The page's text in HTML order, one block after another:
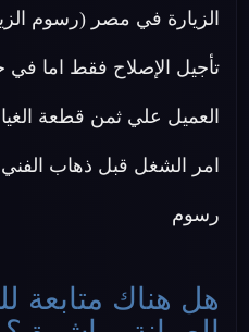
الزيارة في مصر (رسوم
تأجيل الإصلاح فقط اما في
العميل علي ثمن قطعة
امر الشغل قبل ذهاب
رسوم
هل هناك متابعة